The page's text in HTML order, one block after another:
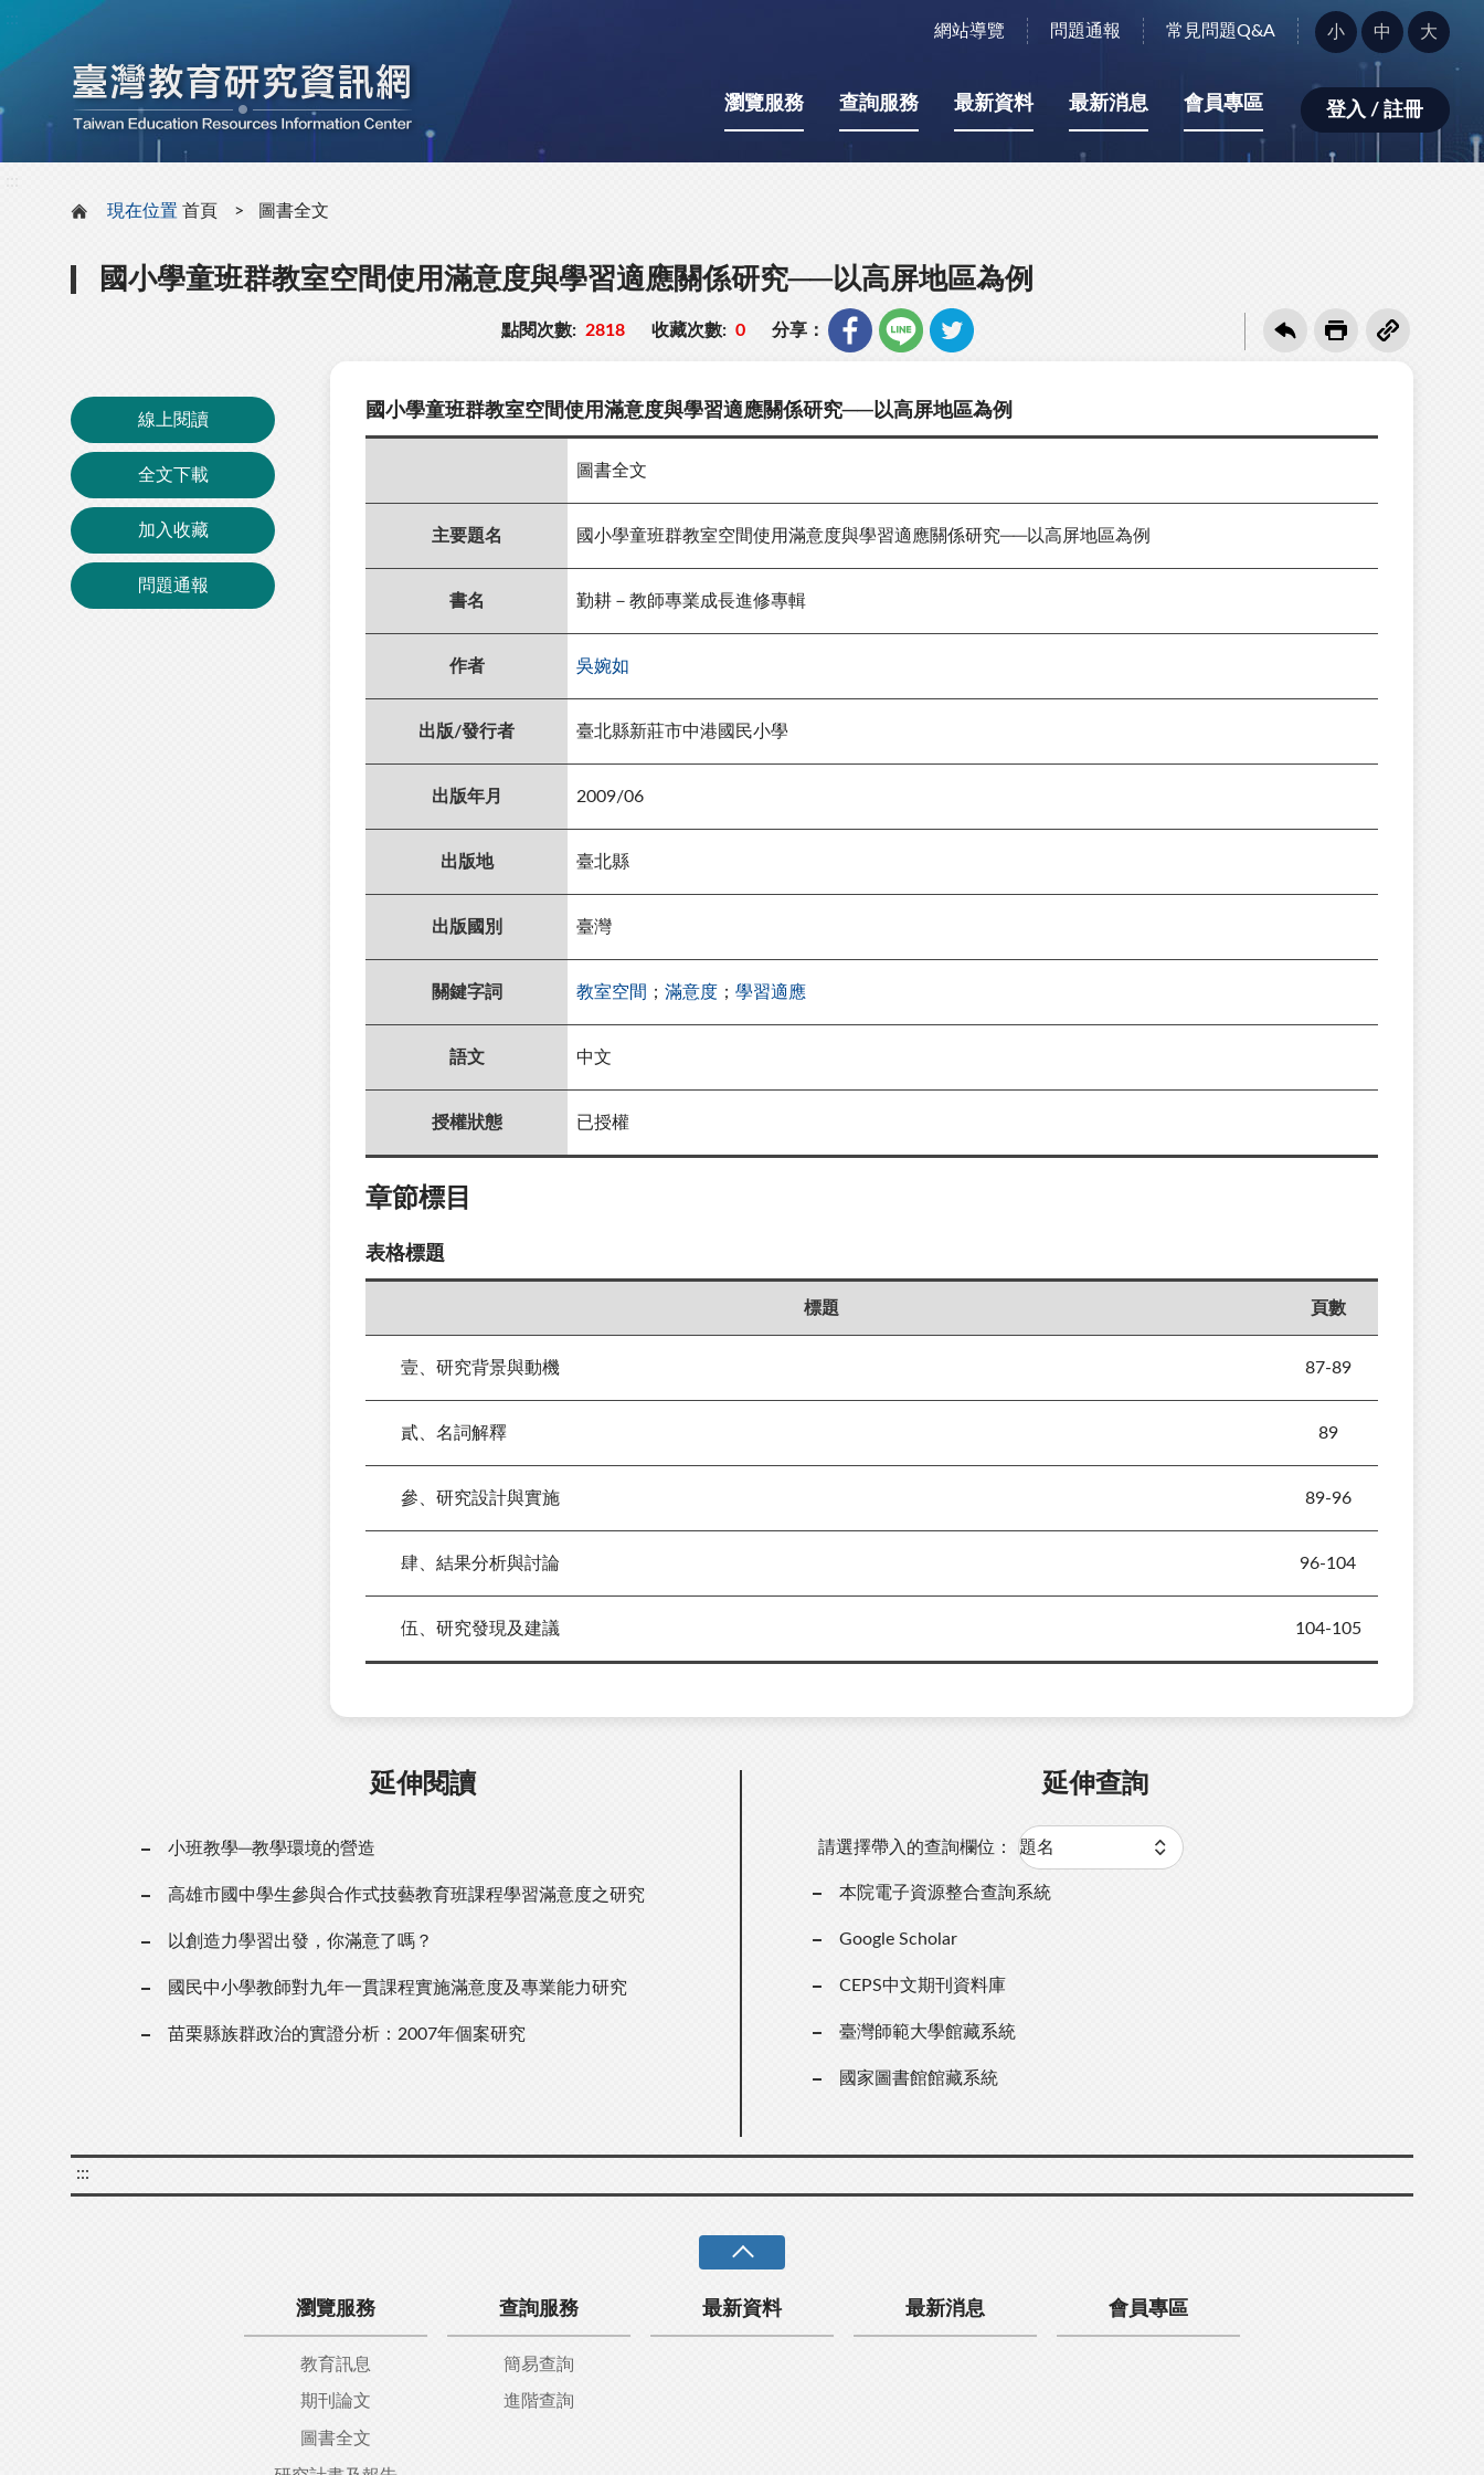
網站導覽 問題通報 常見問題Q&A
字
型
小：
小 中 大
瀏覽服務 查詢服務 最新資料 最新消息 會員專區 登入 / 註冊
現在位置 首頁 圖書全文
國小學童班群教室空間使用滿意度與學習適應關係研究──以高屏地區為例
點閱次數: 2818 收藏次數: 0 分享：
線上閱讀
全文下載
加入收藏
問題通報
國小學童班群教室空間使用滿意度與學習適應關係研究──以高屏地區為例
圖書全文
主要題名 國小學童班群教室空間使用滿意度與學習適應關係研究──以高屏地區為例
書名 勤耕－教師專業成長進修專輯
作者 吳婉如
出版/發行者 臺北縣新莊市中港國民小學
出版年月 2009/06
出版地 臺北縣
出版國別 臺灣
關鍵字詞 教室空間 ； 滿意度 ； 學習適應
語文 中文
授權狀態 已授權
章節標目
表格標題
標題 頁數
壹、研究背景與動機 87-89
貳、名詞解釋 89
參、研究設計與實施 89-96
肆、結果分析與討論 96-104
伍、研究發現及建議 104-105
延伸閱讀
小班教學─教學環境的營造
高雄市國中學生參與合作式技藝教育班課程學習滿意度之研究
以創造力學習出發，你滿意了嗎？
國民中小學教師對九年一貫課程實施滿意度及專業能力研究
苗栗縣族群政治的實證分析：2007年個案研究
延伸查詢
請選擇帶入的查詢欄位：
本院電子資源整合查詢系統
Google Scholar
CEPS中文期刊資料庫
臺灣師範大學館藏系統
國家圖書館館藏系統
:::
瀏覽服務
教育訊息
期刊論文
圖書全文
查詢服務
簡易查詢
進階查詢
最新資料 最新消息 會員專區